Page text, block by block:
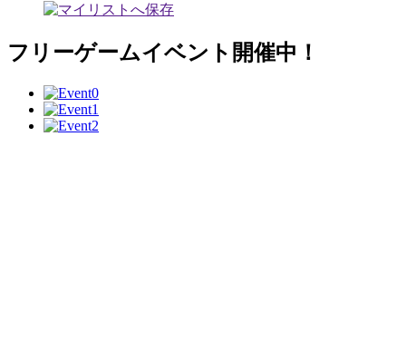
フリーゲームイベント開催中！